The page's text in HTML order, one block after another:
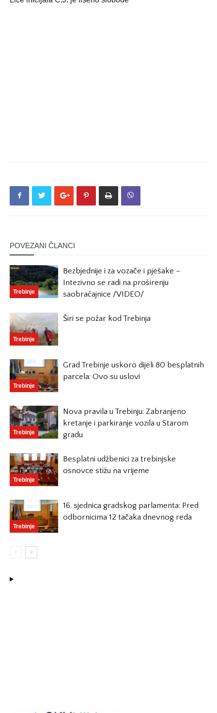
POVEZANI ČLANCI
Trebinje
Bezbjednije i za vozače i pješake –
Intezivno se radi na proširenju
saobraćajnice /VIDEO/
Trebinje
Širi se požar kod Trebinja
Trebinje
Grad Trebinje uskoro dijeli 80 besplatnih
parcela: Ovo su uslovi
Trebinje
Nova pravila u Trebinju: Zabranjeno
kretanje i parkiranje vozila u Starom
gradu
Trebinje
Besplatni udžbenici za trebinjske
osnovce stižu na vrijeme
Trebinje
16. sjednica gradskog parlamenta: Pred
odbornicima 12 tačaka dnevnog reda